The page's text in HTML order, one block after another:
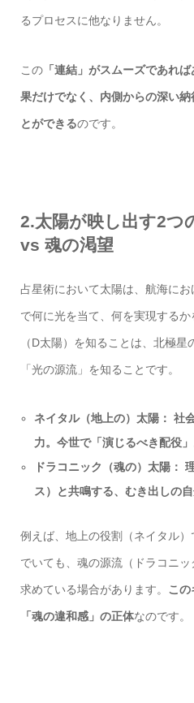
るプロセスに他なりません。
この「連結」がスムーズであれ
果だけでなく、内側からの深い
とができるのです。
2.太陽が映し出す2つ
vs 魂の渇望
占星術において太陽は、航海に
で何に光を当て、何を実現する
（D太陽）を知ることは、北極
「光の源流」を知ることです。
ネイタル（地上の）太陽： 社
力。今世で「演じるべき配役」
ドラコニック（魂の）太陽：
ス）と共鳴する、むき出しの自
例えば、地上の役割（ネイタル
でいても、魂の源流（ドラコニ
求めている場合があります。 この
「魂の違和感」の正体なのです。